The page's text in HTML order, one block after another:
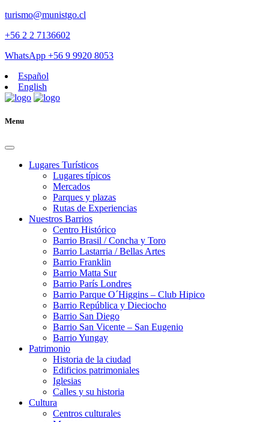
turismo@munistgo.cl
+56 2 2 7136602
WhatsApp +56 9 9920 8053
Español
English
Menu
Lugares Turísticos
Lugares tí­picos
Mercados
Parques y plazas
Rutas de Experiencias
Nuestros Barrios
Centro Histórico
Barrio Brasil / Concha y Toro
Barrio Lastarria / Bellas Artes
Barrio Franklin
Barrio Matta Sur
Barrio Parí­s Londres
Barrio Parque O´Higgins – Club Hipico
Barrio República y Dieciocho
Barrio San Diego
Barrio San Vicente – San Eugenio
Barrio Yungay
Patrimonio
Historia de la ciudad
Edificios patrimoniales
Iglesias
Calles y su historia
Cultura
Centros culturales